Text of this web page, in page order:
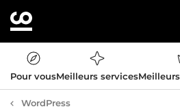
Pour vousMeilleurs services
WordPress